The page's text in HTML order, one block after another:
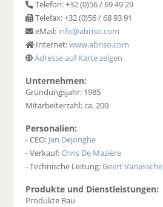
Telefon: +32 (0)56 / 69 49 29
Telefax: +32 (0)56 / 68 93 91
eMail: info@abriso.com
Internet:www.abriso.com
Adresse auf Karte zeigen
Unternehmen:
Gründungsjahr: 1985
Mitarbeiterzahl: ca. 200
Personalien:
- CEO: Jan Dejonghe
- Verkauf:Chris De Mazière
- Technische Leitung:Geert Vanassche
Produkte und Dienstleistungen:
Produkte Bau